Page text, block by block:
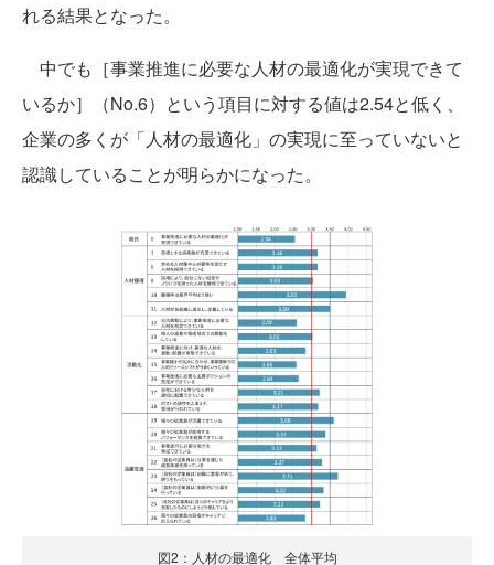
れる結果となった。
中でも［事業推進に必要な人材の最適化が実現できて
いるか］（No.6）という項目に対する値は2.54と低く、
企業の多くが「人材の最適化」の実現に至っていないと
認識していることが明らかになった。
図2：人材の最適化 全体平均